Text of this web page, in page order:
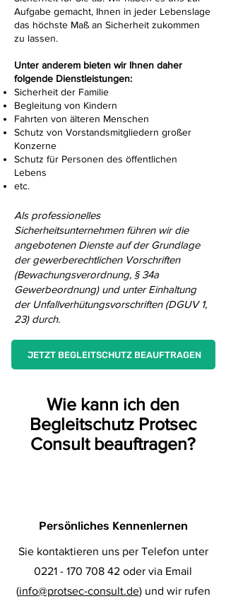
Aufgabe gemacht, Ihnen in jeder Lebenslage
das höchste Maß an Sicherheit zukommen
zu lassen.
Unter anderem bieten wir Ihnen daher
folgende Dienstleistungen:
Sicherheit der Familie
Begleitung von Kindern
Fahrten von älteren Menschen
Schutz von Vorstandsmitgliedern großer
Konzerne
Schutz für Personen des öffentlichen
Lebens
etc.
Als professionelles
Sicherheitsunternehmen führen wir die
angebotenen Dienste auf der Grundlage
der gewerberechtlichen Vorschriften
(Bewachungsverordnung, § 34a
Gewerbeordnung) und unter Einhaltung
der Unfallverhütungsvorschriften (DGUV 1,
23) durch.
JETZT BEGLEITSCHUTZ BEAUFTRAGEN
Wie kann ich den
Begleitschutz Protsec
Consult beauftragen?
Persönliches Kennenlernen
Sie kontaktieren uns per Telefon unter
0221 - 170 708 42 oder via Email
(info@protsec-consult.de) und wir rufen